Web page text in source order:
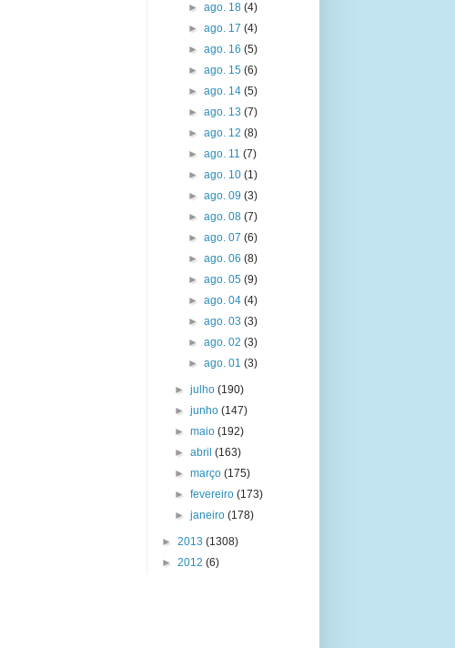
► ago. 18 (4)
► ago. 17 (4)
► ago. 16 (5)
► ago. 15 (6)
► ago. 14 (5)
► ago. 13 (7)
► ago. 12 (8)
► ago. 11 (7)
► ago. 10 (1)
► ago. 09 (3)
► ago. 08 (7)
► ago. 07 (6)
► ago. 06 (8)
► ago. 05 (9)
► ago. 04 (4)
► ago. 03 (3)
► ago. 02 (3)
► ago. 01 (3)
►julho(190)
►junho(147)
►maio(192)
►abril(163)
►março(175)
►fevereiro(173)
►janeiro(178)
► 2013 (1308)
► 2012 (6)